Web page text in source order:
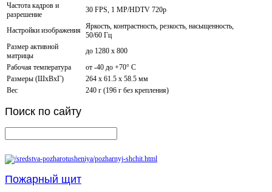
Частота кадров и
разрешение
30 FPS, 1 MP/HDTV 720p
Настройки изображения
Яркость, контрастность, резкость, насыщенность,
50/60 Гц
Размер активной
матрицы
до 1280 x 800
Рабочая температура
от -40 до +70° C
Размеры (ШxВxГ)
264 x 61.5 x 58.5 мм
Вес
240 г (196 г без крепления)
Поиск по сайту
Пожарный щит